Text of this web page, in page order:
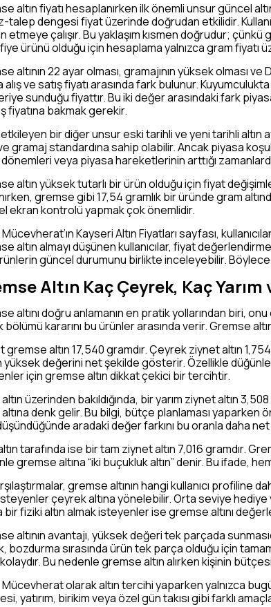
altın fiyatı hesaplanırken ilk önemli unsur güncel
talep dengesi fiyat üzerinde doğrudan etkilidir.
etmeye çalışır. Bu yaklaşım kısmen doğrudur;
ürünü olduğu için hesaplama yalnızca gram fiyatı
altının 22 ayar olması, gramajının yüksek olması
alış ve satış fiyatı arasında fark bulunur.
sunduğu fiyattır. Bu iki değer arasındaki fark
fiyatına bakmak gerekir.
etkileyen bir diğer unsur eski tarihli ve yeni tarihli altın
gramaj standardına sahip olabilir. Ancak piyasa
veya piyasa hareketlerinin arttığı
altın yüksek tutarlı bir ürün olduğu için fiyat
gremse gibi 17,54 gramlık bir üründe gram
ekran kontrolü yapmak çok önemlidir.
Mücevherat’ın Kayseri Altın Fiyatları sayfası,
altın almayı düşünen kullanıcılar, fiyat
güncel durumunu birlikte inceleyebilir. Böylece
Altın Kaç Çeyrek, Kaç Yarım
altını doğru anlamanın en pratik yollarından biri, onu
bölümü kararını bu ürünler arasında verir. Gremse
gremse altın 17,540 gramdır. Çeyrek ziynet altın
yüksek değerini net şekilde gösterir. Özellikle
için gremse altın dikkat çekici bir tercihtir.
altın üzerinden bakıldığında, bir yarım ziynet altın
altına denk gelir. Bu bilgi, bütçe planlaması yaparken
aradaki değer farkını bu oranla daha
tarafında ise bir tam ziynet altın 7,016 gramdır.
gremse altına “iki buçukluk altın” denir. Bu ifade,
gremse altının hangi kullanıcı
çeyrek altına yönelebilir. Orta seviye
bir fiziki altın almak isteyenler ise gremse altını
altının avantajı, yüksek değeri tek parçada
bozdurma sırasında ürün tek parça olduğu için
Bu nedenle gremse altın alırken kişinin
Mücevherat olarak altın tercihi yaparken yalnızca
yatırım, birikim veya özel gün takısı gibi farklı